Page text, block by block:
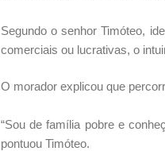
Segundo o senhor Timóteo,
comerciais ou lucrativas, o
O morador explicou que
“Sou de família pobre e
pontuou Timóteo.